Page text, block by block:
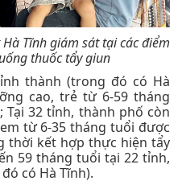
Tĩnh giám sát tại các điểm
thuốc tẩy giun
thành (trong đó có Hà
cao, trẻ từ 6-59 tháng
32 tỉnh, thành phố còn
từ 6-35 tháng tuổi được
thời kết hợp thực hiện tẩy
59 tháng tuổi tại 22 tỉnh,
có Hà Tĩnh).